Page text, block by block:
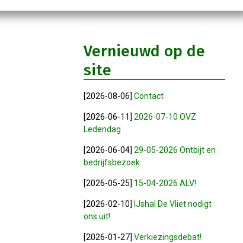
Vernieuwd op de
site
[2026-08-06]Contact
[2026-06-11]2026-07-10 OVZ
Ledendag
[2026-06-04]29-05-2026 Ontbijt en
bedrijfsbezoek
[2026-05-25] 15-04-2026 ALV!
[2026-02-10] IJshal De Vliet nodigt
ons uit!
[2026-01-27]Verkiezingsdebat!